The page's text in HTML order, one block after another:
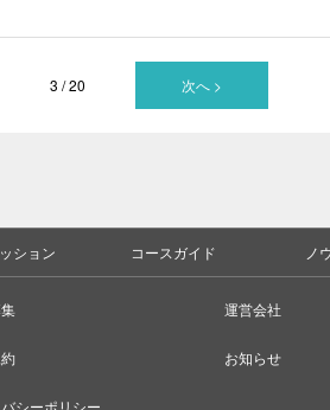
3 / 20 次へ >
ション コースガイド ノ
シーポリシー
運営会社
お知らせ